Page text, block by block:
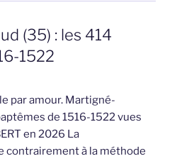
(35) : les 414
1522
par amour. Martigné-
de 1516-1522 vues
en 2026 La
contrairement à la méthode